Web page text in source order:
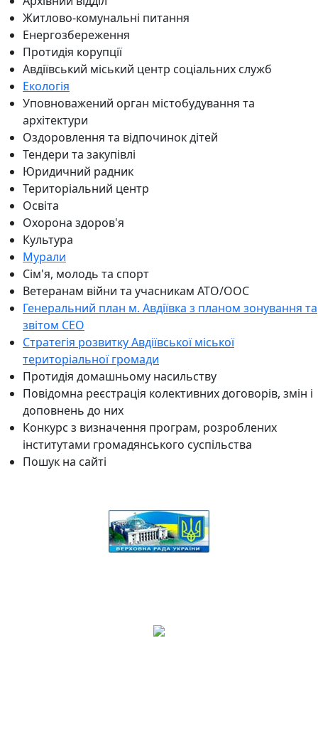
Житлово-комунальні питання
Енергозбереження
Протидія корупції
Авдіївський міський центр соціальних служб
Екологія
Уповноважений орган містобудування та
архітектури
Оздоровлення та відпочинок дітей
Тендери та закупівлі
Юридичний радник
Територіальний центр
Освіта
Охорона здоров'я
Культура
Мурали
Сім'я, молодь та спорт
Ветеранам війни та учасникам АТО/ООС
Генеральний план м. Авдіївка з планом зонування та
звітом СЕО
Стратегія розвитку Авдіївської міської
територіальної громади
Протидія домашньому насильству
Повідомна реєстрація колективних договорів, змін і
доповнень до них
Конкурс з визначення програм, розроблених
інститутами громадянського суспільства
Пошук на сайті